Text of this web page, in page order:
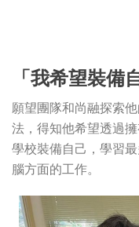
「我希望裝備
願望團隊和尚融探索
法，得知他希望透過
學校裝備自己，學習
腦方面的工作。